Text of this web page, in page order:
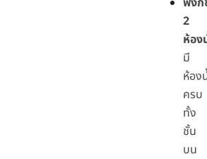
2
ห้อง
มี
ห้อง
ครบ
ทั้ง
ชั้น
บน